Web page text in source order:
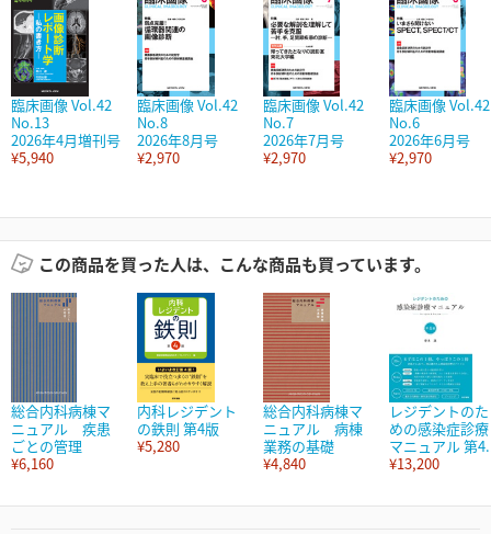
臨床画像 Vol.42
No.13
2026年4月増刊号
¥5,940
臨床画像 Vol.42
No.8
2026年8月号
¥2,970
臨床画像 Vol.42
No.7
2026年7月号
¥2,970
臨床画像 Vol.42
No.6
2026年6月号
¥2,970
この商品を買った人は、こんな商品も買っています。
総合内科病棟マ
ニュアル 疾患
ごとの管理
¥6,160
内科レジデント
の鉄則 第4版
¥5,280
総合内科病棟マ
ニュアル 病棟
業務の基礎
¥4,840
レジデントのた
めの感染症診療
マニュアル 第
¥13,200